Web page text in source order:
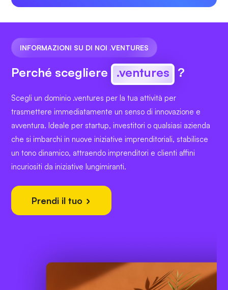
INFORMAZIONI SU DI NOI .VENTURES
Perché scegliere .ventures ?
Scegli un dominio .ventures per la tua attività per
trasmettere immediatamente un senso di innovazione e
avventura. Ideale per startup, investitori o qualsiasi azienda
che si imbarchi in nuove iniziative imprenditoriali, stabilisce
un tono dinamico, attraendo imprenditori e clienti affini
incuriositi da iniziative lungimiranti.
Prendi il tuo